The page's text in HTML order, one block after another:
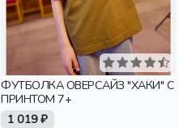
ФУТБОЛКА ОВЕРСАЙЗ "ХАКИ" С
ПРИНТОМ 7+
1 019 ₽